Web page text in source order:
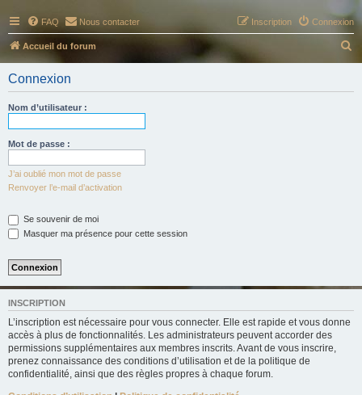
FAQ Nous contacter Connexion
Inscription
Accueil du forum
e
Connexion
Nom d’utilisateur :
Mot de passe :
J’ai oublié mon mot de passe
Renvoyer l’e-mail d’activation
Se souvenir de moi
Masquer ma présence pour cette session
INSCRIPTION
L’inscription est nécessaire pour vous connecter. Elle est rapide et vous donne
accès à plus de fonctionnalités. Les administrateurs peuvent accorder des
permissions supplémentaires aux membres inscrits. Avant de vous inscrire,
prenez connaissance des conditions d’utilisation et de la politique de
confidentialité, ainsi que des règles propres à chaque forum.